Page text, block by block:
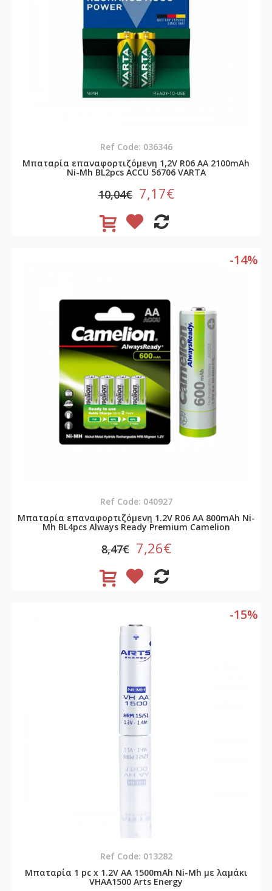
Ref Code: 036346
Μπαταρία επαναφορτιζόμενη 1,2V R06 AA 2100mAh
Νi-Mh BL2pcs ACCU 56706 VARTA
10,04€ 7,17€
-14%
Ref Code: 040927
Μπαταρία επαναφορτιζόμενη 1.2V R06 AA 800mAh Νi-
Mh BL4pcs Always Ready Premium Camelion
8,47€ 7,26€
-15%
Ref Code: 013282
Μπαταρία 1 pc x 1.2V AA 1500mAh Νi-Mh με λαμάκι
VHAA1500 Arts Energy